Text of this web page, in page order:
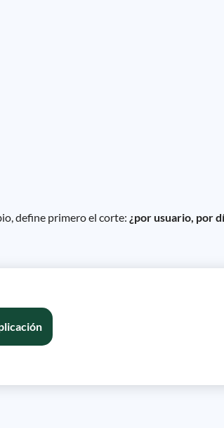
define primero el corte: ¿por usuario, por